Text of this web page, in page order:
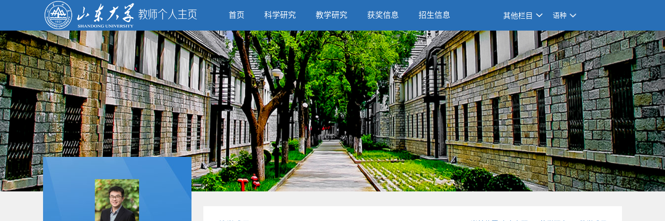
首页 科学研究 教学研究 获奖信息 招生信息 其他栏目 语种